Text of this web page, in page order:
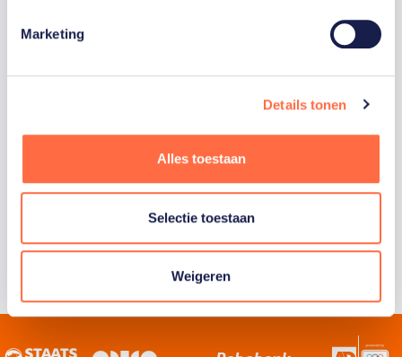
Marketing
Details tonen
Alles toestaan
Selectie toestaan
Weigeren
Staatsloterij is trotse hoofdsponsor van
sportiefste land van de wereld maken.